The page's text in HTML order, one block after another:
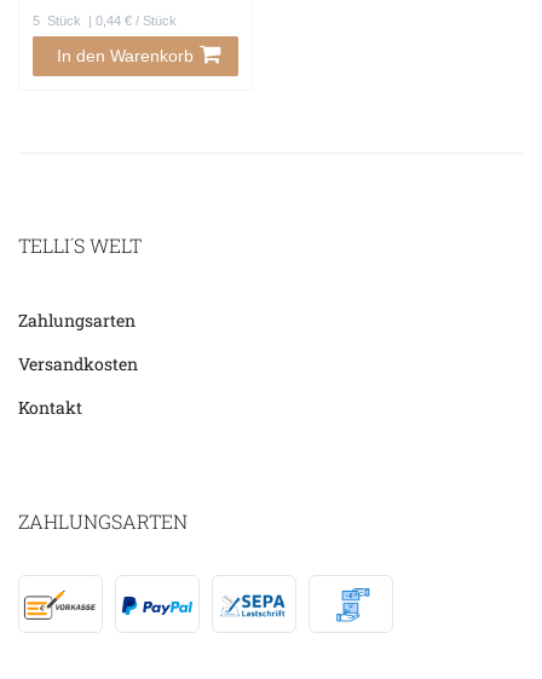
5 Stück | 0,44 € / Stück
In den Warenkorb
TELLI´S WELT
Zahlungsarten
Versandkosten
Kontakt
ZAHLUNGSARTEN